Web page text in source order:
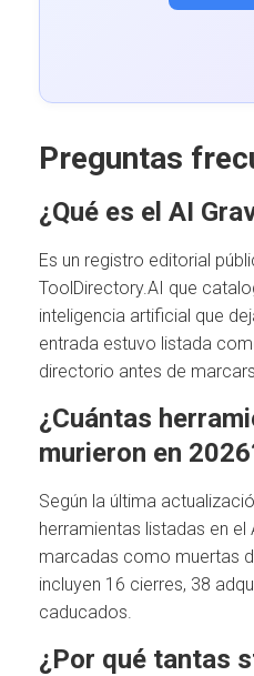
Preguntas
¿Qué es el AI
Es un registro editorial
ToolDirectory.AI que
inteligencia artificial que
entrada estuvo listada
directorio antes de
¿Cuántas
murieron en
Según la última
herramientas listadas en el
marcadas como muertas
incluyen 16 cierres, 38
caducados.
¿Por qué tantas